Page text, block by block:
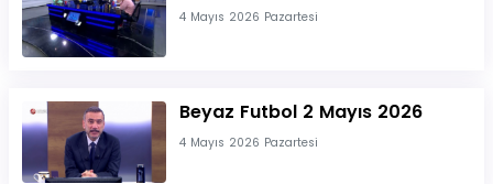
4 Mayıs 2026 Pazartesi
Beyaz Futbol 2 Mayıs 2026
4 Mayıs 2026 Pazartesi